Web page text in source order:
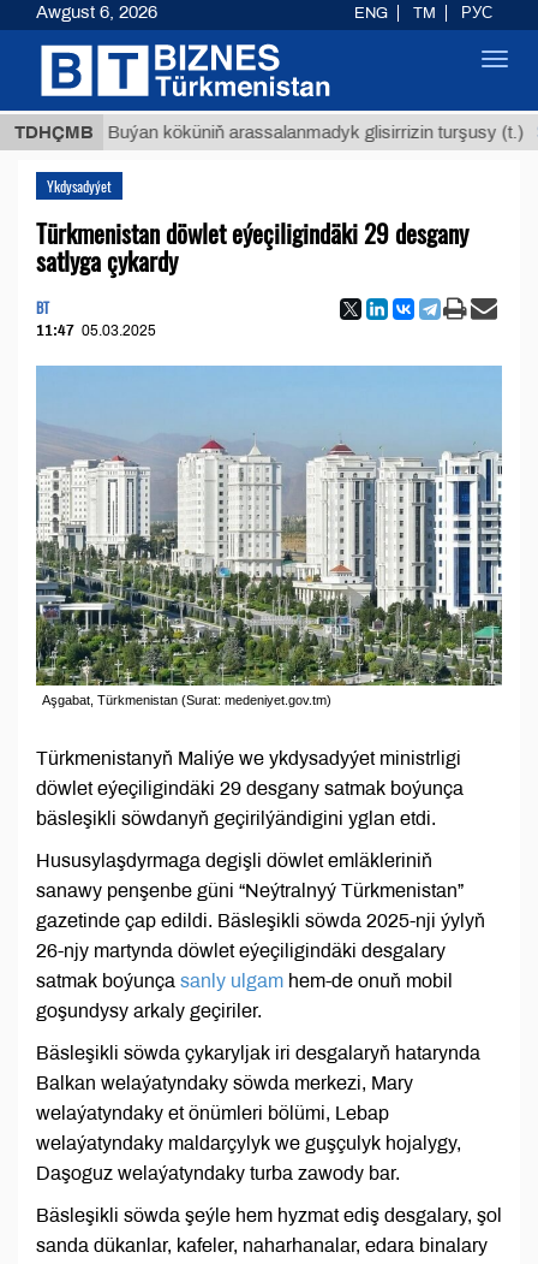
TDHÇMB
Buýan köküniň arassalanmadyk glisirrizin turşusy (t.)
Ykdysadyýet
Türkmenistan döwlet eýeçiligindäki 29 desgany
satlyga çykardy
BT
11:47 05.03.2025
Aşgabat, Türkmenistan (Surat: medeniyet.gov.tm)
Türkmenistanyň Maliýe we ykdysadyýet ministrligi
döwlet eýeçiligindäki 29 desgany satmak boýunça
bäsleşikli söwdanyň geçirilýändigini yglan etdi.
Hususylaşdyrmaga degişli döwlet emläkleriniň
sanawy penşenbe güni “Neýtralnyý Türkmenistan”
gazetinde çap edildi. Bäsleşikli söwda 2025-nji ýylyň
26-njy martynda döwlet eýeçiligindäki desgalary
satmak boýunça sanly ulgam hem-de onuň mobil
goşundysy arkaly geçiriler.
Bäsleşikli söwda çykaryljak iri desgalaryň hatarynda
Balkan welaýatyndaky söwda merkezi, Mary
welaýatyndaky et önümleri bölümi, Lebap
welaýatyndaky maldarçylyk we guşçulyk hojalygy,
Daşoguz welaýatyndaky turba zawody bar.
Bäsleşikli söwda şeýle hem hyzmat ediş desgalary, şol
sanda dükanlar, kafeler, naharhanalar, edara binalary
Awgust 6, 2026 ENG TM РУС